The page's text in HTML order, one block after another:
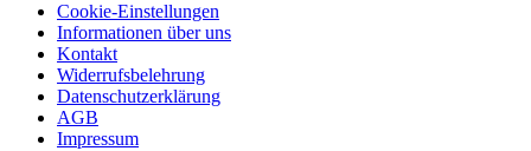
Cookie-Einstellungen
Informationen über uns
Kontakt
Widerrufsbelehrung
Datenschutzerklärung
AGB
Impressum